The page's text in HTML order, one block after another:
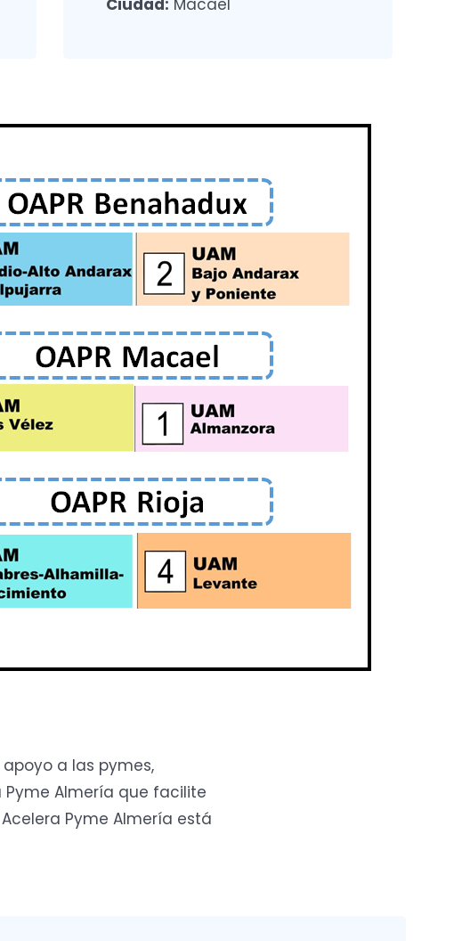
Ciudad: Macael
a las pymes,
Almería que facilite
Pyme Almería está